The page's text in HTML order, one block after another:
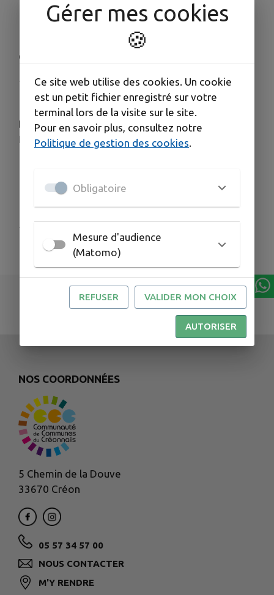
[La Soupape] -
ateliers de cirque
Publié le jeudi 18 juin 2026 - Créonnais
Découvrez tous les ateliers cirque de La Soupape
🤹‍♀️🎪
Publié par Communauté de Communes du
Créonnais
NOS COORDONNÉES
5 Chemin de la Douve
33670 Créon
05 57 34 57 00
NOUS CONTACTER
M'Y RENDRE
Gérer mes cookies
🍪
Ce site web utilise des cookies. Un cookie
est un petit fichier enregistré sur votre
terminal lors de la visite sur le site.
Pour en savoir plus, consultez notre
Politique de gestion des cookies.
Obligatoire
Mesure d'audience
(Matomo)
REFUSER VALIDER MON CHOIX
AUTORISER